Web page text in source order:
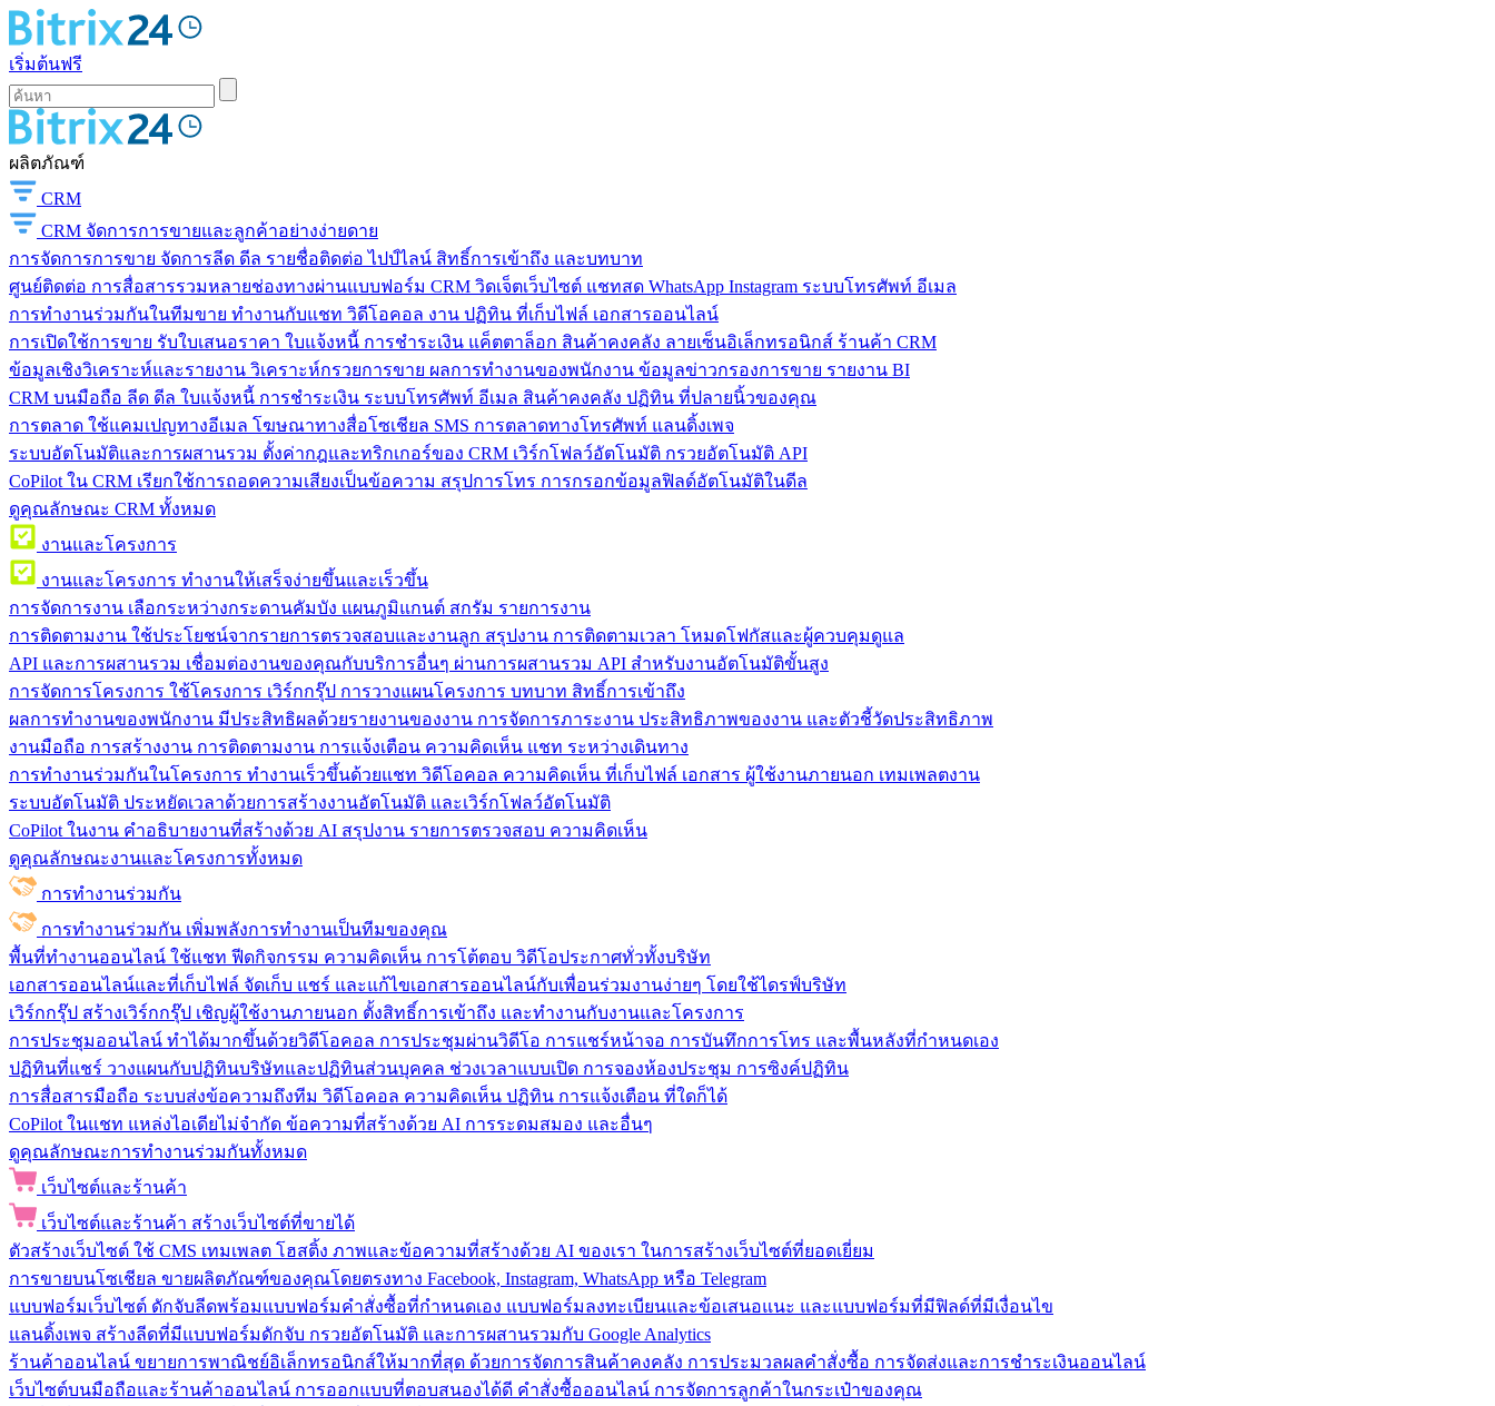
เริ่มต้นฟรี
ผลิตภัณฑ์
CRM
CRM จัดการการขายและลูกค้าอย่างง่ายดาย
การจัดการการขาย จัดการลีด ดีล รายชื่อติดต่อ ไปป์ไลน์ สิทธิ์การเข้าถึง และบทบาท
ศูนย์ติดต่อ การสื่อสารรวมหลายช่องทางผ่านแบบฟอร์ม CRM วิดเจ็ตเว็บไซต์ แชทสด WhatsApp Instagram ระบบโทรศัพท์ อีเมล
การทำงานร่วมกันในทีมขาย ทำงานกับแชท วิดีโอคอล งาน ปฏิทิน ที่เก็บไฟล์ เอกสารออนไลน์
การเปิดใช้การขาย รับใบเสนอราคา ใบแจ้งหนี้ การชำระเงิน แค็ตตาล็อก สินค้าคงคลัง ลายเซ็นอิเล็กทรอนิกส์ ร้านค้า CRM
ข้อมูลเชิงวิเคราะห์และรายงาน วิเคราะห์กรวยการขาย ผลการทำงานของพนักงาน ข้อมูลข่าวกรองการขาย รายงาน BI
CRM บนมือถือ ลีด ดีล ใบแจ้งหนี้ การชำระเงิน ระบบโทรศัพท์ อีเมล สินค้าคงคลัง ปฏิทิน ที่ปลายนิ้วของคุณ
การตลาด ใช้แคมเปญทางอีเมล โฆษณาทางสื่อโซเชียล SMS การตลาดทางโทรศัพท์ แลนดิ้งเพจ
ระบบอัตโนมัติและการผสานรวม ตั้งค่ากฎและทริกเกอร์ของ CRM เวิร์กโฟลว์อัตโนมัติ กรวยอัตโนมัติ API
CoPilot ใน CRM เรียกใช้การถอดความเสียงเป็นข้อความ สรุปการโทร การกรอกข้อมูลฟิลด์อัตโนมัติในดีล
ดูคุณลักษณะ CRM ทั้งหมด
งานและโครงการ
งานและโครงการ ทำงานให้เสร็จง่ายขึ้นและเร็วขึ้น
การจัดการงาน เลือกระหว่างกระดานคัมบัง แผนภูมิแกนต์ สกรัม รายการงาน
การติดตามงาน ใช้ประโยชน์จากรายการตรวจสอบและงานลูก สรุปงาน การติดตามเวลา โหมดโฟกัสและผู้ควบคุมดูแล
API และการผสานรวม เชื่อมต่องานของคุณกับบริการอื่นๆ ผ่านการผสานรวม API สำหรับงานอัตโนมัติขั้นสูง
การจัดการโครงการ ใช้โครงการ เวิร์กกรุ๊ป การวางแผนโครงการ บทบาท สิทธิ์การเข้าถึง
ผลการทำงานของพนักงาน มีประสิทธิผลด้วยรายงานของงาน การจัดการภาระงาน ประสิทธิภาพของงาน และตัวชี้วัดประสิทธิภาพ
งานมือถือ การสร้างงาน การติดตามงาน การแจ้งเตือน ความคิดเห็น แชท ระหว่างเดินทาง
การทำงานร่วมกันในโครงการ ทํางานเร็วขึ้นด้วยแชท วิดีโอคอล ความคิดเห็น ที่เก็บไฟล์ เอกสาร ผู้ใช้งานภายนอก เทมเพลตงาน
ระบบอัตโนมัติ ประหยัดเวลาด้วยการสร้างงานอัตโนมัติ และเวิร์กโฟลว์อัตโนมัติ
CoPilot ในงาน คำอธิบายงานที่สร้างด้วย AI สรุปงาน รายการตรวจสอบ ความคิดเห็น
ดูคุณลักษณะงานและโครงการทั้งหมด
การทำงานร่วมกัน
การทำงานร่วมกัน เพิ่มพลังการทำงานเป็นทีมของคุณ
พื้นที่ทำงานออนไลน์ ใช้แชท ฟีดกิจกรรม ความคิดเห็น การโต้ตอบ วิดีโอประกาศทั่วทั้งบริษัท
เอกสารออนไลน์และที่เก็บไฟล์ จัดเก็บ แชร์ และแก้ไขเอกสารออนไลน์กับเพื่อนร่วมงานง่ายๆ โดยใช้ไดรฟ์บริษัท
เวิร์กกรุ๊ป สร้างเวิร์กกรุ๊ป เชิญผู้ใช้งานภายนอก ตั้งสิทธิ์การเข้าถึง และทำงานกับงานและโครงการ
การประชุมออนไลน์ ทำได้มากขึ้นด้วยวิดีโอคอล การประชุมผ่านวิดีโอ การแชร์หน้าจอ การบันทึกการโทร และพื้นหลังที่กำหนดเอง
ปฏิทินที่แชร์ วางแผนกับปฏิทินบริษัทและปฏิทินส่วนบุคคล ช่วงเวลาแบบเปิด การจองห้องประชุม การซิงค์ปฏิทิน
การสื่อสารมือถือ ระบบส่งข้อความถึงทีม วิดีโอคอล ความคิดเห็น ปฏิทิน การแจ้งเตือน ที่ใดก็ได้
CoPilot ในแชท แหล่งไอเดียไม่จำกัด ข้อความที่สร้างด้วย AI การระดมสมอง และอื่นๆ
ดูคุณลักษณะการทำงานร่วมกันทั้งหมด
เว็บไซต์และร้านค้า
เว็บไซต์และร้านค้า สร้างเว็บไซต์ที่ขายได้
ตัวสร้างเว็บไซต์ ใช้ CMS เทมเพลต โฮสติ้ง ภาพและข้อความที่สร้างด้วย AI ของเรา ในการสร้างเว็บไซต์ที่ยอดเยี่ยม
การขายบนโซเชียล ขายผลิตภัณฑ์ของคุณโดยตรงทาง Facebook, Instagram, WhatsApp หรือ Telegram
แบบฟอร์มเว็บไซต์ ดักจับลีดพร้อมแบบฟอร์มคำสั่งซื้อที่กำหนดเอง แบบฟอร์มลงทะเบียนและข้อเสนอแนะ และแบบฟอร์มที่มีฟิลด์ที่มีเงื่อนไข
แลนดิ้งเพจ สร้างลีดที่มีแบบฟอร์มดักจับ กรวยอัตโนมัติ และการผสานรวมกับ Google Analytics
ร้านค้าออนไลน์ ขยายการพาณิชย์อิเล็กทรอนิกส์ให้มากที่สุด ด้วยการจัดการสินค้าคงคลัง การประมวลผลคำสั่งซื้อ การจัดส่งและการชำระเงินออนไลน์
เว็บไซต์บนมือถือและร้านค้าออนไลน์ การออกแบบที่ตอบสนองได้ดี คำสั่งซื้อออนไลน์ การจัดการลูกค้าในกระเป๋าของคุณ